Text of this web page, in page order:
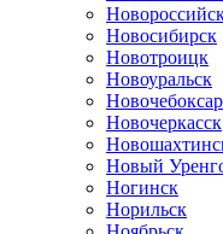
Новосибирск
Новотроицк
Новоуральск
Новочеркасск
Новый
Ногинск
Норильск